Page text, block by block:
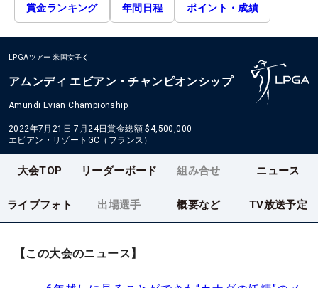
賞金ランキング 年間日程 ポイント・成績
LPGAツアー 米国女子
アムンディ エビアン・チャンピオンシップ
Amundi Evian Championship
2022年7月21日-7月24日賞金総額 $4,500,000
エビアン・リゾートGC（フランス）
大会TOP リーダーボード 組み合せ ニュース
ライブフォト 出場選手 概要など TV放送予定
【この大会のニュース】